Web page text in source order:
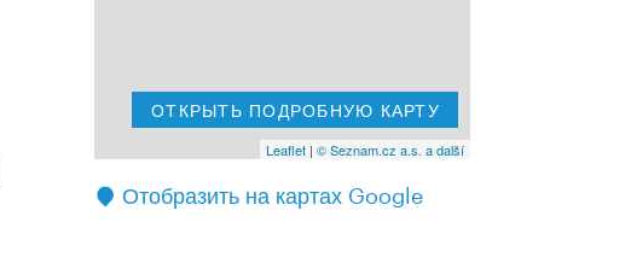
ОТКРЫТЬ ПОДРОБНУЮ КАРТУ
Leaflet| © Seznam.cz a.s. a další
Отобразить на картах Google